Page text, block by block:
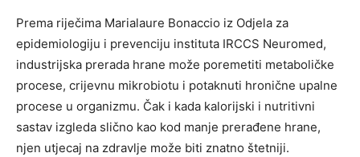
Prema riječima Marialaure Bonaccio iz Odjela za
epidemiologiju i prevenciju instituta IRCCS Neuromed,
industrijska prerada hrane može poremetiti metaboličke
procese, crijevnu mikrobiotu i potaknuti hronične upalne
procese u organizmu. Čak i kada kalorijski i nutritivni
sastav izgleda slično kao kod manje prerađene hrane,
njen utjecaj na zdravlje može biti znatno štetniji.